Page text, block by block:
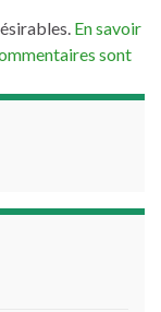
En savoir
sont